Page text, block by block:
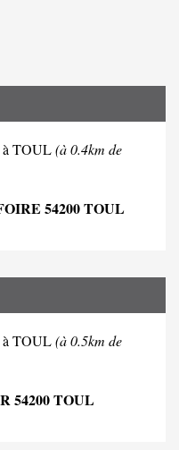
à TOUL(à 0.4km de
54200 TOUL
à TOUL(à 0.5km de
54200 TOUL